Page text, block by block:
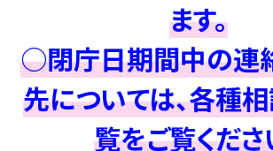
ます。
○閉庁日期間中の連
先については、各種
覧をご覧くださ